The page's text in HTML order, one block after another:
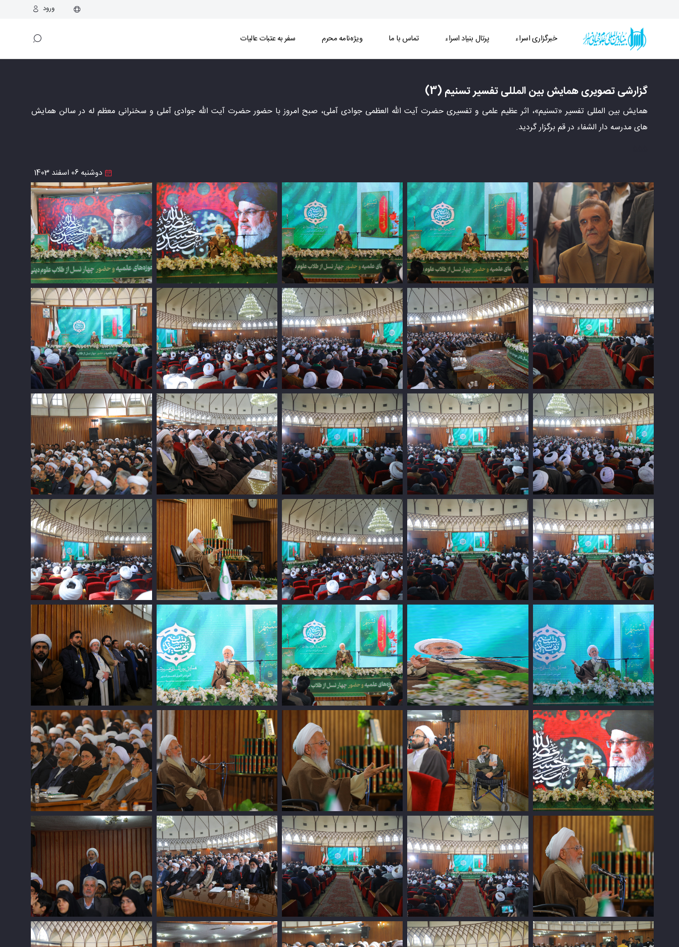
ورود
خبرگزاری اسراء پرتال بنیاد اسراء تماس با ما ویژه‌نامه محرم سفر به عتبات عالیات
گزارشی تصویری همایش بین المللی تفسیر تسنیم (3)
همایش بین المللی تفسیر «تسنیم»، اثر عظیم علمی و تفسیری حضرت آیت الله العظمی جوادی آملی، صبح امروز با حضور حضرت آیت الله جوادی آملی و سخنرانی معظم له در سالن همایش
های مدرسه دار الشفاء در قم برگزار گردید.
دوشنبه 06 اسفند 1403